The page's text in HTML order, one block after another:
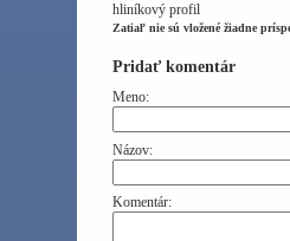
hliníkový profil
Zatiaľ nie sú vložené žiadne
Pridať komentár
Meno:
Názov:
Komentár: